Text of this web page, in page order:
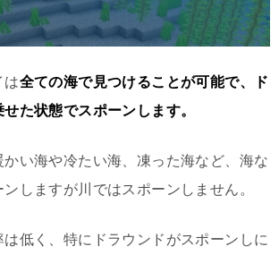
は全ての海で見つけることが可能で、ド
た状態でスポーンします。
い海や冷たい海、凍った海など、海な
しますが川ではスポーンしません。
は低く、特にドラウンドがスポーンしに